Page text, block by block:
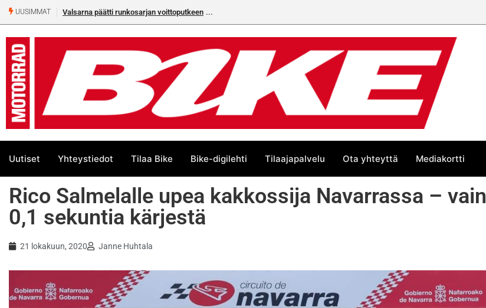
UUSIMMAT
voittoputkeen
Älä missaa tämän kesän suurta Bike-
numeroa!
Uutiset Yhteystiedot Tilaa Bike Bike-digilehti Tilaajapalvelu Ota yhteyttä Mediakortti
Rico Salmelalle upea kakkossija Navarrassa – vain
0,1 sekuntia kärjestä
21 lokakuun, 2020 Janne Huhtala